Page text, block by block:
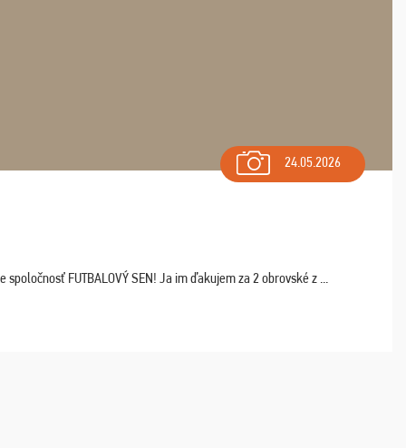
24.05.2026
FUTBALOVÝ SEN! Ja im ďakujem za 2 obrovské z ...